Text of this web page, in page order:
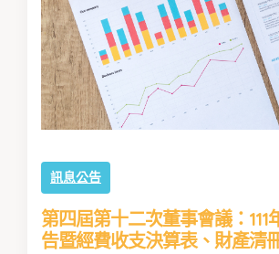
訊息公告
第四屆第十二次董事會議：111
告暨經費收支決算表、財產清